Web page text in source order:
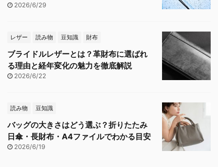
2026/6/29
レザー 読み物 豆知識 財布
ブライドルレザーとは？革財布に選ばれ
る理由と経年変化の魅力を徹底解説
2026/6/22
読み物 豆知識
バッグの大きさはどう選ぶ？折りたたみ
日傘・長財布・A4ファイルでわかる目安
2026/6/19